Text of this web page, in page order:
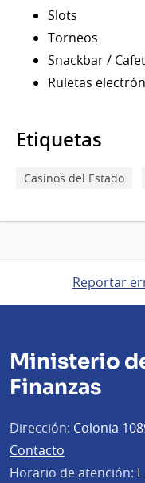
Slots
Torneos
Snackbar /
Ruletas
Etiquetas
Casinos del Estado
Reportar
Ministerio
Finanzas
Dirección: Colonia
Contacto
Horario de atención: